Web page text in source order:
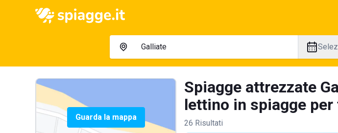
Guarda la mappa
Spiagge attrezzate
lettino in spiagge
26 Risultati